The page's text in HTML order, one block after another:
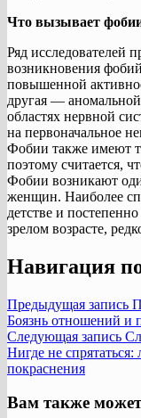
Что вызывает
Ряд исследователей
возникновения
повышенной
другая —
областях нервной
на первоначальное
Фобии также имеют
поэтому считается,
Фобии возникают
женщин. Наиболее
детстве и
зрелом возрасте,
Навигация
Предыдущая запись
Боязнь отношений и
Следующая запись
Нигде не
покраснения
Вам также